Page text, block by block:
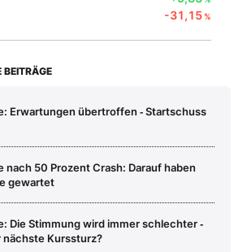
-31,15%
BEITRÄGE
Erwartungen übertroffen ‑ Startschuss
nach 50 Prozent Crash: Darauf haben
gewartet
Die Stimmung wird immer schlechter ‑
Kurssturz?